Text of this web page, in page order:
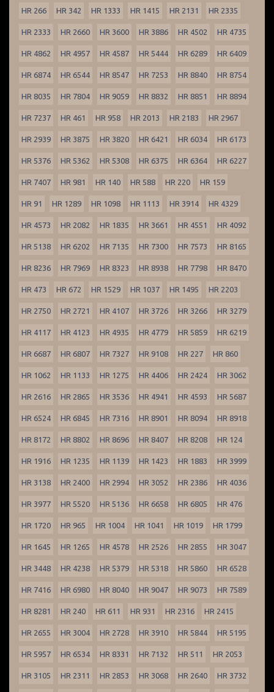
HR 266 HR 342 HR 1333 HR 1415 HR 2131 HR 2335
HR 2333 HR 2660 HR 3600 HR 3886 HR 4502 HR 4735
HR 4862 HR 4957 HR 4587 HR 5444 HR 6289 HR 6409
HR 6874 HR 6544 HR 8547 HR 7253 HR 8840 HR 8754
HR 8035 HR 7804 HR 9059 HR 8832 HR 8851 HR 8894
HR 7237 HR 461 HR 958 HR 2013 HR 2183 HR 2967
HR 2939 HR 3875 HR 3820 HR 6421 HR 6034 HR 6173
HR 5376 HR 5362 HR 5308 HR 6375 HR 6364 HR 6227
HR 7407 HR 981 HR 140 HR 588 HR 220 HR 159
HR 91 HR 1289 HR 1098 HR 1113 HR 3914 HR 4329
HR 4573 HR 2082 HR 1835 HR 3661 HR 4551 HR 4092
HR 5138 HR 6202 HR 7135 HR 7300 HR 7573 HR 8165
HR 8236 HR 7969 HR 8323 HR 8938 HR 7798 HR 8470
HR 473 HR 672 HR 1529 HR 1037 HR 1495 HR 2203
HR 2750 HR 2721 HR 4107 HR 3726 HR 3266 HR 3279
HR 4117 HR 4123 HR 4935 HR 4779 HR 5859 HR 6219
HR 6687 HR 6807 HR 7327 HR 9108 HR 227 HR 860
HR 1062 HR 1133 HR 1275 HR 4406 HR 2424 HR 3062
HR 2616 HR 2865 HR 3536 HR 4941 HR 4593 HR 5687
HR 6524 HR 6845 HR 7316 HR 8901 HR 8094 HR 8918
HR 8172 HR 8802 HR 8696 HR 8407 HR 8208 HR 124
HR 1916 HR 1235 HR 1139 HR 1423 HR 1883 HR 3999
HR 3138 HR 2400 HR 2994 HR 3052 HR 2386 HR 4036
HR 3977 HR 5520 HR 5136 HR 6658 HR 6805 HR 476
HR 1720 HR 965 HR 1004 HR 1041 HR 1019 HR 1799
HR 1645 HR 1265 HR 4578 HR 2526 HR 2855 HR 3047
HR 3448 HR 4238 HR 5379 HR 5318 HR 5860 HR 6528
HR 7416 HR 6980 HR 8040 HR 9047 HR 9073 HR 7589
HR 8281 HR 240 HR 611 HR 931 HR 2316 HR 2415
HR 2655 HR 3004 HR 2728 HR 3910 HR 5844 HR 5195
HR 5957 HR 6534 HR 8331 HR 7132 HR 511 HR 2053
HR 3105 HR 2311 HR 2853 HR 3068 HR 2640 HR 3732